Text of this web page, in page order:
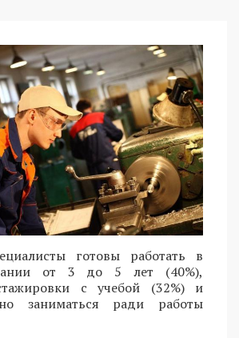
готовы работать в
от 3 до 5 лет (40%),
с учебой (32%) и
заниматься ради работы